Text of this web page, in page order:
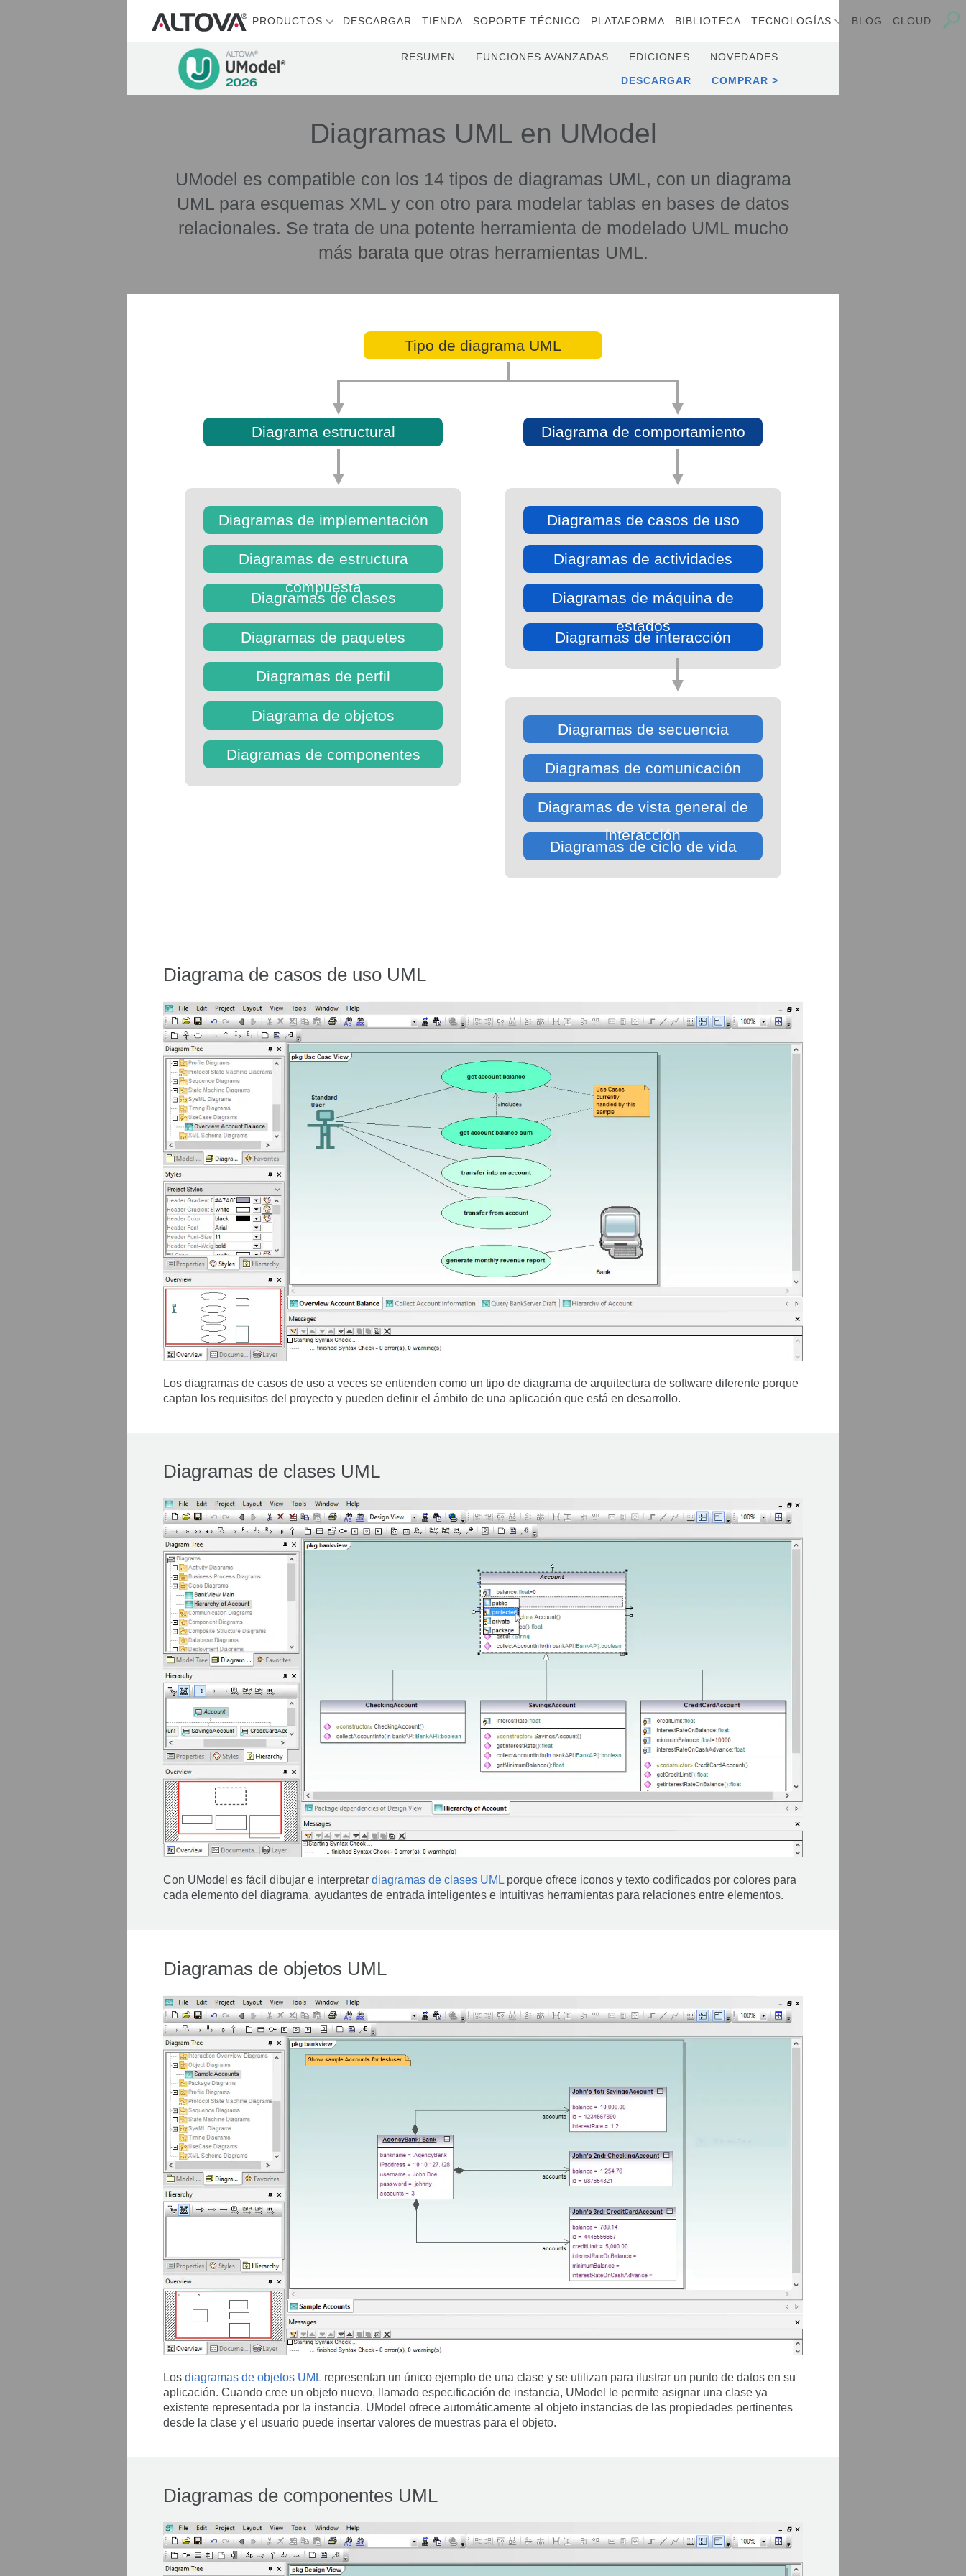
PRODUCTOS DESCARGAR TIENDA SOPORTE TÉCNICO PLATAFORMA BIBLIOTECA TECNOLOGÍAS BLOG CLOUD
RESUMEN FUNCIONES AVANZADAS EDICIONES NOVEDADES
DESCARGAR COMPRAR
Diagramas UML en UModel
UModel es compatible con los 14 tipos de diagramas UML, con un diagrama
UML para esquemas XML y con otro para modelar tablas en bases de datos
relacionales. Se trata de una potente herramienta de modelado UML mucho
más barata que otras herramientas UML.
Tipo de diagrama UML
Diagrama estructural
Diagramas de implementación
Diagramas de estructura
compuesta
Diagramas de clases
Diagramas de paquetes
Diagramas de perfil
Diagrama de objetos
Diagramas de componentes
Diagrama de comportamiento
Diagramas de casos de uso
Diagramas de actividades
Diagramas de máquina de
estados
Diagramas de interacción
Diagramas de secuencia
Diagramas de comunicación
Diagramas de vista general de
interacción
Diagramas de ciclo de vida
Diagrama de casos de uso UML
Los diagramas de casos de uso a veces se entienden como un tipo de diagrama de arquitectura de software diferente porque
captan los requisitos del proyecto y pueden definir el ámbito de una aplicación que está en desarrollo.
Diagramas de clases UML
Con UModel es fácil dibujar e interpretar diagramas de clases UMLporque ofrece iconos y texto codificados por colores para
cada elemento del diagrama, ayudantes de entrada inteligentes e intuitivas herramientas para relaciones entre elementos.
Diagramas de objetos UML
Los diagramas de objetos UML representan un único ejemplo de una clase y se utilizan para ilustrar un punto de datos en su
aplicación. Cuando cree un objeto nuevo, llamado especificación de instancia, UModel le permite asignar una clase ya
existente representada por la instancia. UModel ofrece automáticamente al objeto instancias de las propiedades pertinentes
desde la clase y el usuario puede insertar valores de muestras para el objeto.
Diagramas de componentes UML